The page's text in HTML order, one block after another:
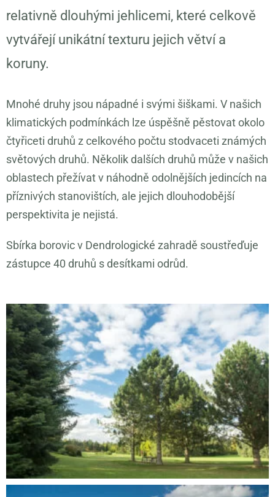
relativně dlouhými jehlicemi, které celkově
vytvářejí unikátní texturu jejich větví a
koruny.
Mnohé druhy jsou nápadné i svými šiškami. V našich
klimatických podmínkách lze úspěšně pěstovat okolo
čtyřiceti druhů z celkového počtu stodvaceti známých
světových druhů. Několik dalších druhů může v našich
oblastech přežívat v náhodně odolnějších jedincích na
příznivých stanovištích, ale jejich dlouhodobější
perspektivita je nejistá.
Sbírka borovic v Dendrologické zahradě soustřeďuje
zástupce 40 druhů s desítkami odrůd.